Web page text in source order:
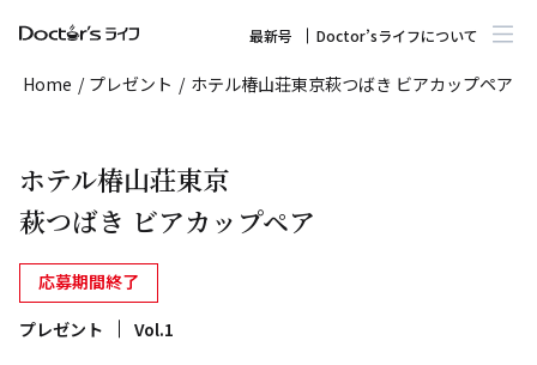
最新号 Doctor’sライフについて
Home / プレゼント / ホテル椿山荘東京萩つばき ビアカップペア
ホテル椿山荘東京
萩つばき ビアカップペア
応募期間終了
プレゼント
Vol.1